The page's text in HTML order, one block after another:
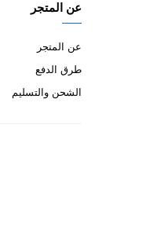
عن المتجر
عن المتجر
طرق الدفع
الشحن والتسليم